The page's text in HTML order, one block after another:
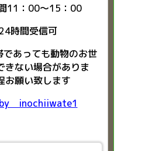
11：00～15：00
間受信可
であっても動物のお世
きない場合がありま
お願い致します
inochiiwate1